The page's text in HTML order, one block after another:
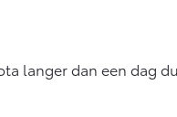
langer dan een dag